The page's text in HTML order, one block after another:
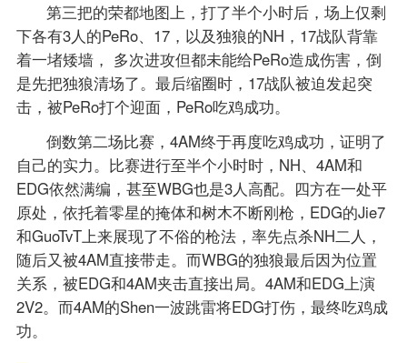
第三把的荣都地图上，打了半个小时后，场上仅剩
下各有3人的PeRo、17，以及独狼的NH，17战队背靠
着一堵矮墙， 多次进攻但都未能给PeRo造成伤害，倒
是先把独狼清场了。最后缩圈时，17战队被迫发起突
击，被PeRo打个迎面，PeRo吃鸡成功。
倒数第二场比赛，4AM终于再度吃鸡成功，证明了
自己的实力。比赛进行至半个小时时，NH、4AM和
EDG依然满编，甚至WBG也是3人高配。四方在一处平
原处，依托着零星的掩体和树木不断刚枪，EDG的Jie7
和GuoTvT上来展现了不俗的枪法，率先点杀NH二人，
随后又被4AM直接带走。而WBG的独狼最后因为位置
关系，被EDG和4AM夹击直接出局。4AM和EDG上演
2V2。而4AM的Shen一波跳雷将EDG打伤，最终吃鸡成
功。